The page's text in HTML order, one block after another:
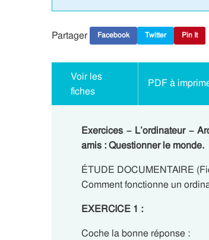
Partager Facebook Twitter Pin It
Voir les
fiches
PDF à
Exercices – L’ordinateur –
amis : Questionner le monde.
ÉTUDE DOCUMENTAIRE
Comment fonctionne un
EXERCICE 1 :
Coche la bonne réponse :